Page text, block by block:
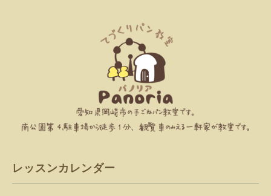
レッスンカレンダー